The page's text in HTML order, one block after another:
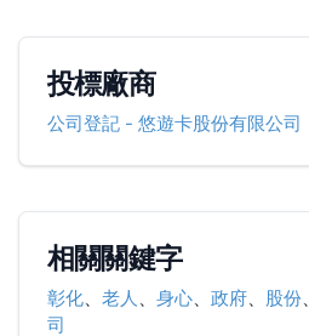
投標廠商
公司登記- 悠遊卡股份有限公司
相關關鍵字
彰化、 老人 、 身心、 政府、 股份、
司